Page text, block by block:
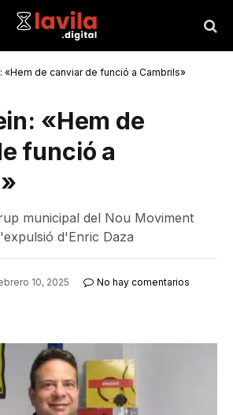
«Hem de canviar de funció a Cambrils»
«Hem de
funció a
municipal del Nou Moviment
d'Enric Daza
10, 2025 No hay comentarios